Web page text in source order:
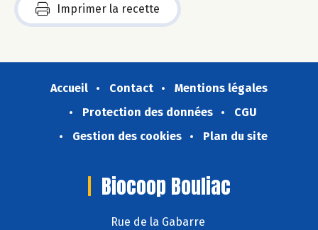
Imprimer la recette
Accueil Contact
Mentions légales
Protection des données
CGU
Gestion des cookies
Plan du site
Biocoop Bouliac
Rue de la Gabarre